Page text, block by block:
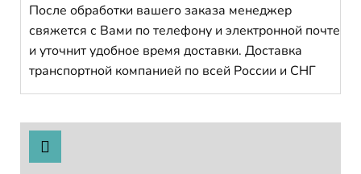
После обработки вашего заказа менеджер
свяжется с Вами по телефону и электронной почте
и уточнит удобное время доставки. Доставка
транспортной компанией по всей России и СНГ